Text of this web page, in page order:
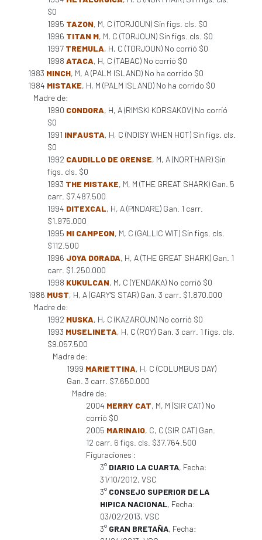
$0
1995 TAZON, M, C (TORJOUN) Sin figs. cls. $0
1996 TITAN M, M, C (TORJOUN) Sin figs. cls. $0
1997 TREMULA, H, C (TORJOUN) No corrió $0
1998 ATACA, H, C (TABAC) No corrió $0
1983 MINCH, M, A (PALM ISLAND) No ha corrido $0
1984 MISTAKE, H, M (PALM ISLAND) No ha corrido $0
Madre de:
1990 CONDORA, H, A (RIMSKI KORSAKOV) No corrió
$0
1991 INFAUSTA, H, C (NOISY WHEN HOT) Sin figs. cls.
$0
1992 CAUDILLO DE ORENSE, M, A (NORTHAIR) Sin
figs. cls. $0
1993 THE MISTAKE, M, M (THE GREAT SHARK) Gan. 5
carr. $7.487.500
1994 DITEXCAL, H, A (PINDARE) Gan. 1 carr.
$1.975.000
1995 MI CAMPEON, M, C (GALLIC WIT) Sin figs. cls.
$112.500
1996 JOYA DORADA, H, A (THE GREAT SHARK) Gan. 1
carr. $1.250.000
1998 KUKULCAN, M, C (YENDAKA) No corrió $0
1986 MUST, H, A (GARY'S STAR) Gan. 3 carr. $1.870.000
Madre de:
1992 MUSKA, H, C (KAZAROUN) No corrió $0
1993 MUSELINETA, H, C (ROY) Gan. 3 carr. 1 figs. cls.
$9.057.500
Madre de:
1999 MARIETTINA, H, C (COLUMBUS DAY)
Gan. 3 carr. $7.650.000
Madre de:
2004 MERRY CAT, M, M (SIR CAT) No
corrió $0
2005 MARINAIO, C, C (SIR CAT) Gan.
12 carr. 6 figs. cls. $37.764.500
Figuraciones :
3° DIARIO LA CUARTA, Fecha:
31/10/2012, VSC
3° CONSEJO SUPERIOR DE LA
HIPICA NACIONAL, Fecha:
03/02/2013, VSC
3° GRAN BRETAÑA, Fecha: